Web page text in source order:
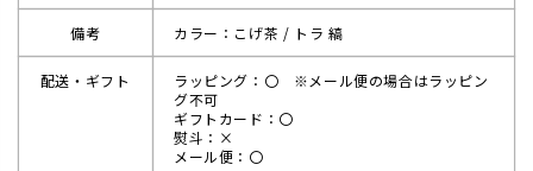
備考 カラー：こげ茶 / トラ 縞
配送・ギフト
ラッピング：〇 ※メール便の場合はラッピン
グ不可
ギフトカード：〇
熨斗：×
メール便：〇